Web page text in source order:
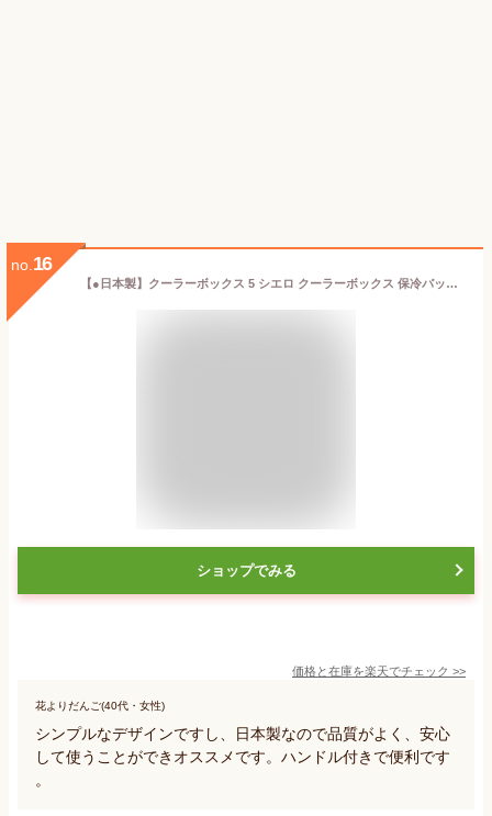
no. 16
【●日本製】クーラーボックス 5 シエロ クーラーボックス 保冷バッグ 4.8L ペットボトル 缶 4本 6本 ちょうどいい 大きさ 片手でラクラク 開閉 ハンドル付 部活 職場 保冷剤 簡易テーブル テーブル アウトドア 花見 バーベキュー キャプテンスタッグ CS
ショップでみる
価格と在庫を楽天でチェック >>
花よりだんご(40代・女性)
シンプルなデザインですし、日本製なので品質がよく、安心
して使うことができオススメです。ハンドル付きで便利です
。